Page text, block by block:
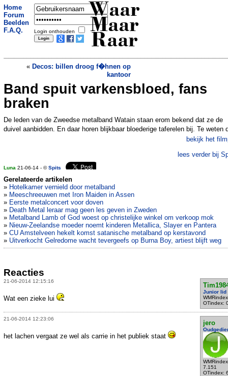
Home
Forum
Beelden
F.A.Q.
Login onthouden
Waar
Maar
Raar
« Decos: billen droog f�hnen op
kantoor
Schrijfster slacht konijn uit wraak»
Band spuit varkensbloed, fans
braken
De leden van de Zweedse metalband Watain staan erom bekend dat ze de
duivel aanbidden. En daar horen blijkbaar bloederige taferelen bij. Te weten
bekijk het
lees verder bij
Luna 21-06-14 - ©Spits
Gerelateerde artikelen
» Hotelkamer vernield door metalband
» Meeschreeuwen met Iron Maiden in Assen
» Eerste metalconcert voor doven
» Death Metal leraar mag geen les geven in Zweden
» Metalband Lamb of God woest op christelijke winkel om verkoop mok
» Nieuw-Zeelandse moeder noemt kinderen Metallica, Slayer en Pantera
» CU Amstelveen hekelt komst satanische metalband op kerstavond
» Uitverkocht Gelredome wacht tevergeefs op Burna Boy, artiest blijft weg
Reacties
21-06-2014 12:15:16
Junior lid
OTindex:
Wat een zieke lui
21-06-2014 12:23:06
jero
7.151
OTindex:
het lachen vergaat ze wel als carrie in het publiek staat